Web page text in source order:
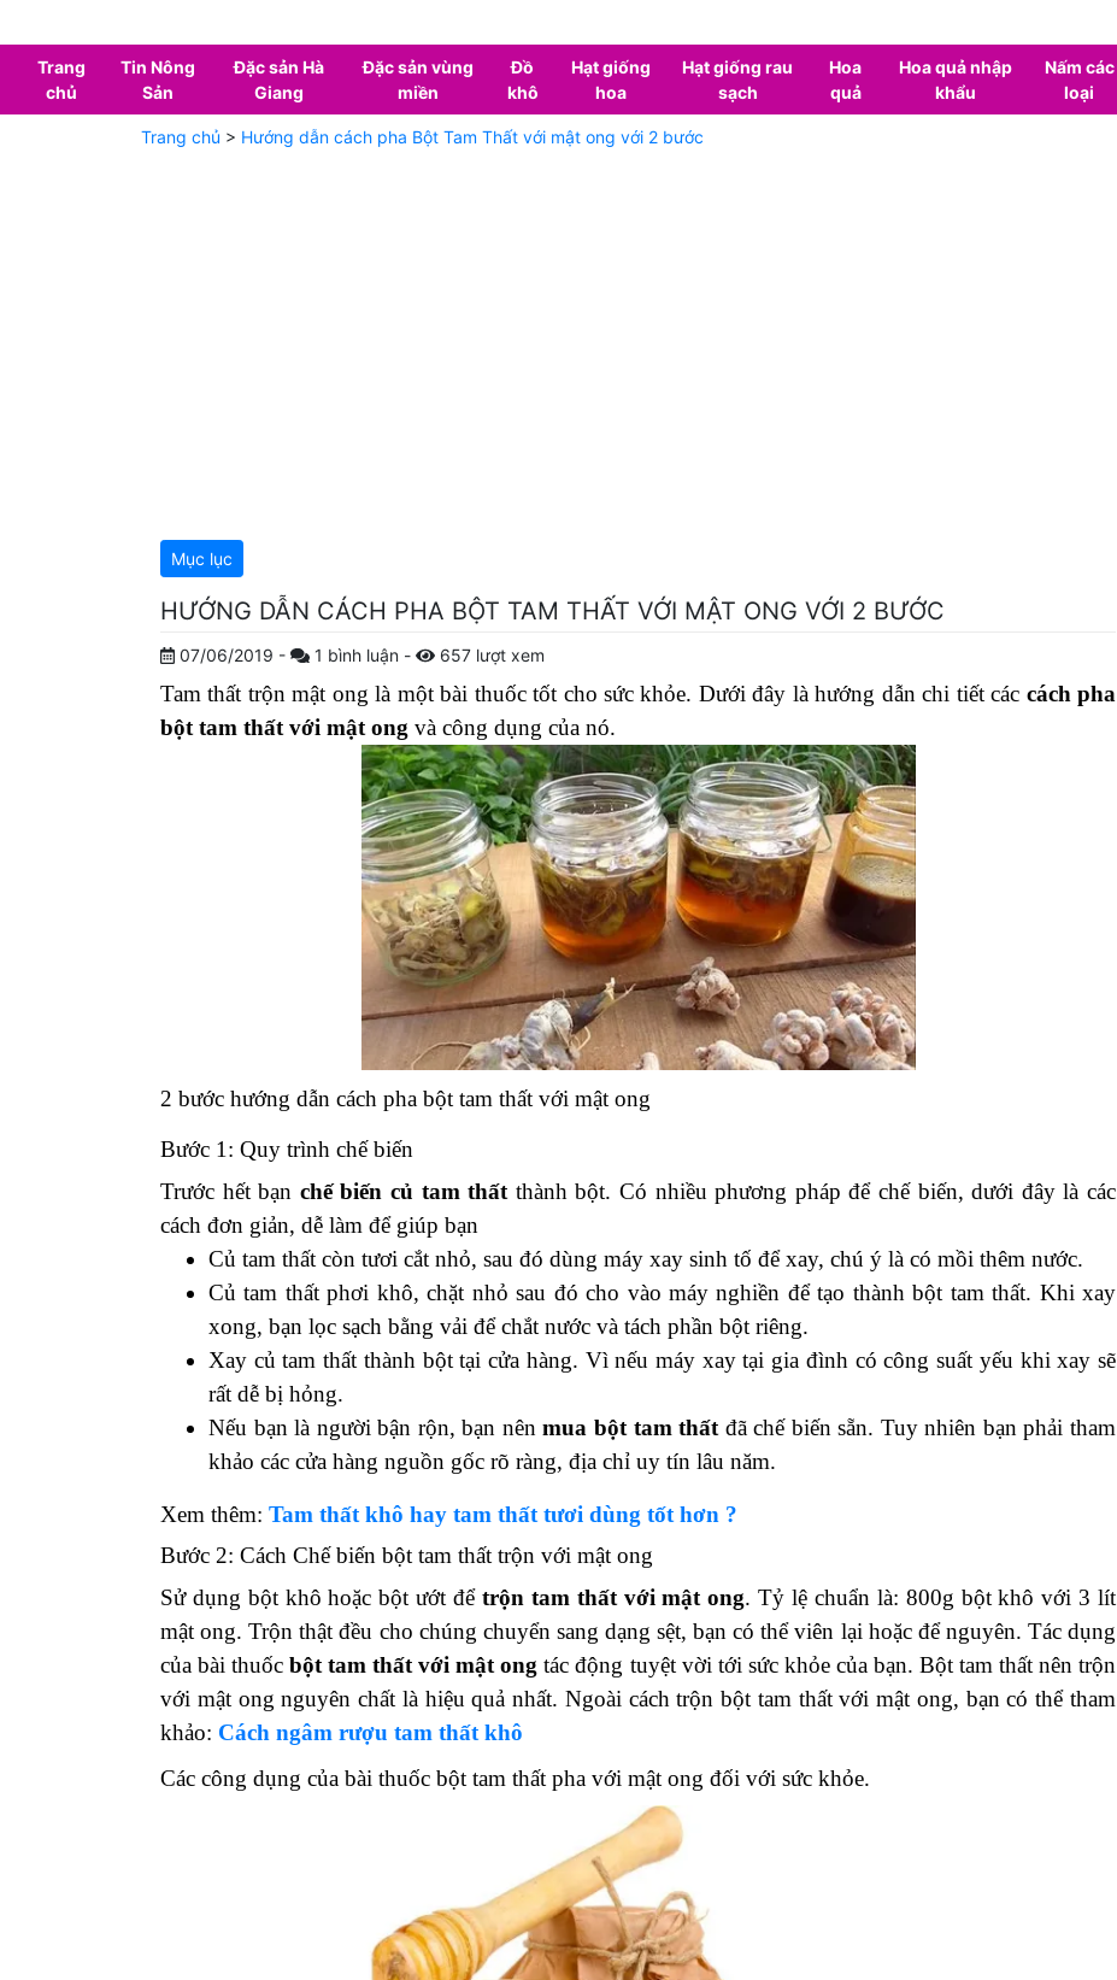
Trang
chủ
Tin Nông
Sản
Đặc sản Hà
Giang
Đặc sản vùng
miền
Đồ
khô
Hạt giống
hoa
Hạt giống rau
sạch
Hoa
quả
Hoa quả nhập
khẩu
Nấm các
loại
Trang chủ > Hướng dẫn cách pha Bột Tam Thất với mật ong với 2 bước
Mục lục
HƯỚNG DẪN CÁCH PHA BỘT TAM THẤT VỚI MẬT ONG VỚI 2 BƯỚC
07/06/2019 - 1 bình luận - 657 lượt xem
Tam thất trộn mật ong là một bài thuốc tốt cho sức khỏe. Dưới đây là hướng dẫn chi tiết các cách pha
bột tam thất với mật ong và công dụng của nó.
2 bước hướng dẫn cách pha bột tam thất với mật ong
Bước 1: Quy trình chế biến
Trước hết bạn chế biến củ tam thấtthành bột. Có nhiều phương pháp để chế biến, dưới đây là các
cách đơn giản, dễ làm để giúp bạn
Củ tam thất còn tươi cắt nhỏ, sau đó dùng máy xay sinh tố để xay, chú ý là có mồi thêm nước.
Củ tam thất phơi khô, chặt nhỏ sau đó cho vào máy nghiền để tạo thành bột tam thất. Khi xay
xong, bạn lọc sạch bằng vải để chắt nước và tách phần bột riêng.
Xay củ tam thất thành bột tại cửa hàng. Vì nếu máy xay tại gia đình có công suất yếu khi xay sẽ
rất dễ bị hỏng.
Nếu bạn là người bận rộn, bạn nênmua bột tam thấtđã chế biến sẵn. Tuy nhiên bạn phải tham
khảo các cửa hàng nguồn gốc rõ ràng, địa chỉ uy tín lâu năm.
Xem thêm: Tam thất khô hay tam thất tươi dùng tốt hơn ?
Bước 2: Cách Chế biến bột tam thất trộn với mật ong
Sử dụng bột khô hoặc bột ướt để trộn tam thất với mật ong. Tỷ lệ chuẩn là: 800g bột khô với 3 lít
mật ong. Trộn thật đều cho chúng chuyển sang dạng sệt, bạn có thể viên lại hoặc để nguyên. Tác dụng
của bài thuốcbột tam thất với mật ong tác động tuyệt vời tới sức khỏe của bạn. Bột tam thất nên trộn
với mật ong nguyên chất là hiệu quả nhất. Ngoài cách trộn bột tam thất với mật ong, bạn có thể tham
khảo: Cách ngâm rượu tam thất khô
Các công dụng của bài thuốc bột tam thất pha với mật ong đối với sức khỏe.